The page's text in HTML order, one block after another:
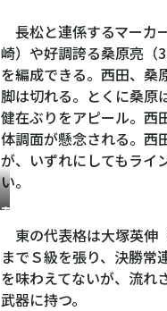
長松と連係するマーカ
崎）や好調誇る桑原亮（
を編成できる。西田、桑
脚は切れる。とくに桑原
健在ぶりをアピール。西
体調面が懸念される。西
が、いずれにしてもライ
い。
荒
仁
東の代表格は大塚英伸
までＳ級を張り、決勝常
を味わえてないが、流れ
武器に持つ。